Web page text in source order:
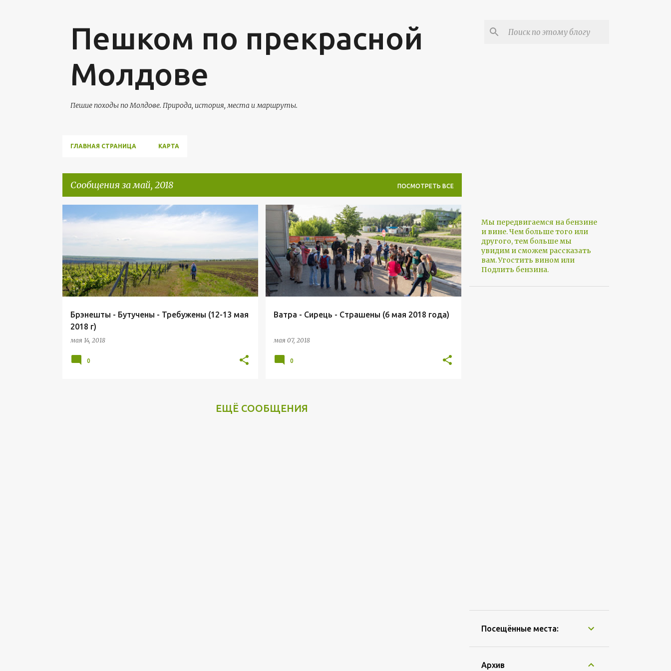
Пешком по прекрасной
Молдове
Пешие походы по Молдове. Природа, история, места и маршруты.
ГЛАВНАЯ СТРАНИЦА КАРТА
Сообщения за май, 2018 ПОСМОТРЕТЬ ВСЕ
С
б
щ
е
Брэнешты - Бутучены - Требужены (12-13 мая
2018 г)
мая 14, 2018
БУТУЧЕНЫ СТАРЫЙ ОРГЕЕВ
0
Ватра - Сирець - Страшены (6 мая 2018 года)
мая 07, 2018
ВАТРА СИРЕЦЬ СТРЭШЕНЫ
0
ЕЩЁ СООБЩЕНИЯ
Мы передвигаемся на бензине
и вине. Чем больше того или
другого, тем больше мы
увидим и сможем рассказать
вам. Угостить вином или
Подлить бензина.
Посещённые места:
Архив